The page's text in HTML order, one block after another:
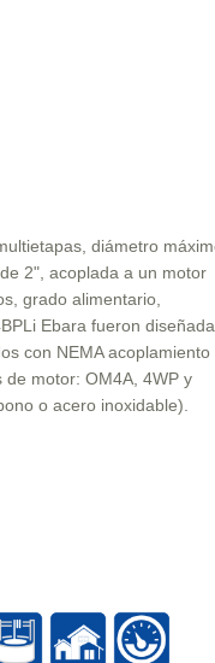
diámetro
2", acoplada a un motor
grado alimentario,
Ebara fueron
con NEMA acoplamiento
motor: OM4A, 4WP y
o acero inoxidable).